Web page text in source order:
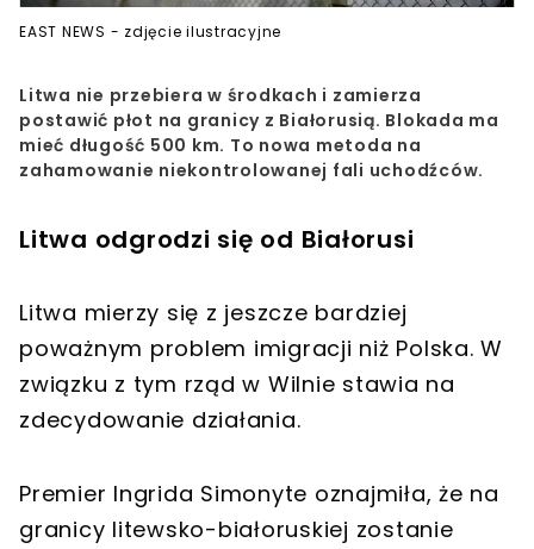
EAST NEWS - zdjęcie ilustracyjne
Litwa nie przebiera w środkach i zamierza
postawić płot na granicy z Białorusią. Blokada ma
mieć długość 500 km. To nowa metoda na
zahamowanie niekontrolowanej fali uchodźców.
Litwa odgrodzi się od Białorusi
Litwa mierzy się z jeszcze bardziej
poważnym problem imigracji niż Polska. W
związku z tym rząd w Wilnie stawia na
zdecydowanie działania.
Premier Ingrida Simonyte oznajmiła, że na
granicy litewsko-białoruskiej zostanie